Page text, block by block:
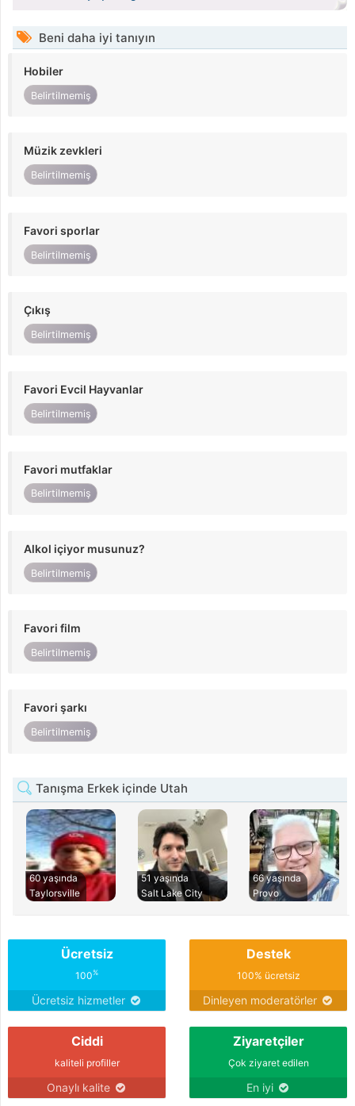
Beni daha iyi tanıyın
Hobiler
Belirtilmemiş
Müzik zevkleri
Belirtilmemiş
Favori sporlar
Belirtilmemiş
Çıkış
Belirtilmemiş
Favori Evcil Hayvanlar
Belirtilmemiş
Favori mutfaklar
Belirtilmemiş
Alkol içiyor musunuz?
Belirtilmemiş
Favori film
Belirtilmemiş
Favori şarkı
Belirtilmemiş
Tanışma Erkek içinde Utah
60 yaşında
Taylorsville
51 yaşında
Salt Lake City
66 yaşında
Provo
Ücretsiz
100%
Ücretsiz hizmetler
Destek
100% ücretsiz
Dinleyen moderatörler
Ciddi
kaliteli profiller
Onaylı kalite
Ziyaretçiler
Çok ziyaret edilen
En iyi